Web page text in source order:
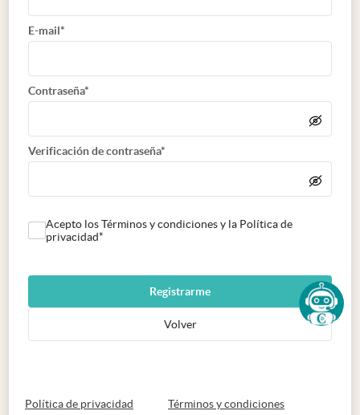
E-mail*
Contraseña*
Verificación de contraseña*
Acepto los Términos y condiciones y la Política de
privacidad*
Registrarme
Volver
Política de privacidad abre en nueva pestaña
Términos y condicionesabre en nueva